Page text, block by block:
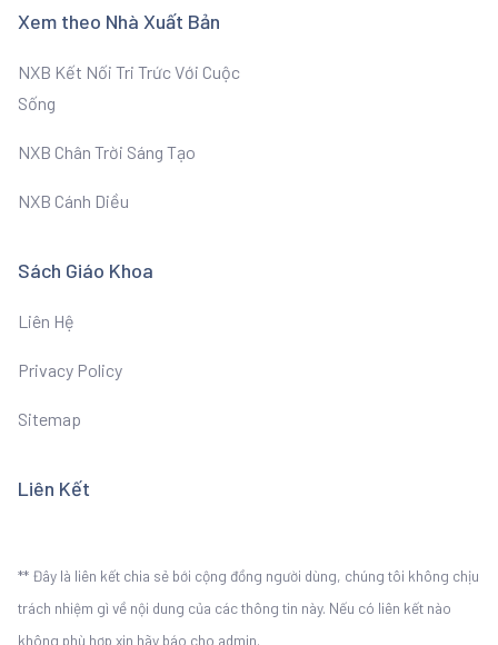
Xem theo Nhà Xuất Bản
NXB Kết Nối Tri Trức Với Cuộc
Sống
NXB Chân Trời Sáng Tạo
NXB Cánh Diều
Sách Giáo Khoa
Liên Hệ
Privacy Policy
Sitemap
Liên Kết
** Đây là liên kết chia sẻ bới cộng đồng người dùng, chúng tôi không chịu
trách nhiệm gì về nội dung của các thông tin này. Nếu có liên kết nào
không phù hợp xin hãy báo cho admin.